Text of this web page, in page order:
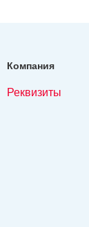
Компания
реквизиты